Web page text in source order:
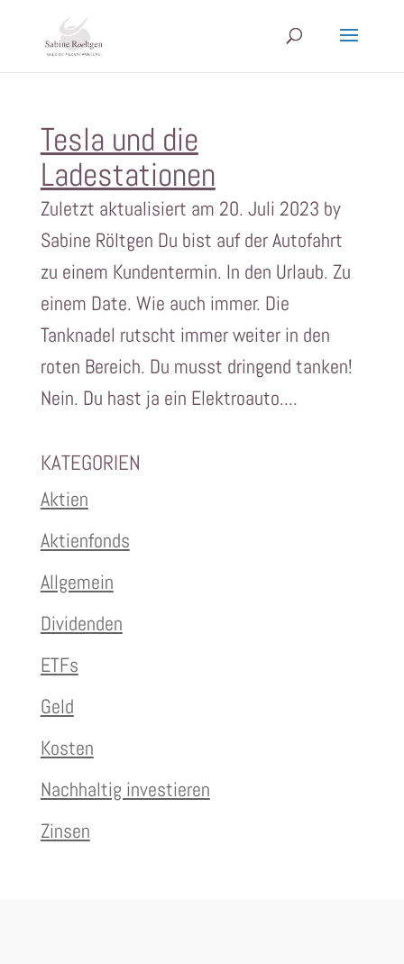
Tesla und die
Ladestationen
Zuletzt aktualisiert am 20. Juli 2023 by
Sabine Röltgen Du bist auf der Autofahrt
zu einem Kundentermin. In den Urlaub. Zu
einem Date. Wie auch immer. Die
Tanknadel rutscht immer weiter in den
roten Bereich. Du musst dringend tanken!
Nein. Du hast ja ein Elektroauto....
KATEGORIEN
Aktien
Aktienfonds
Allgemein
Dividenden
ETFs
Geld
Kosten
Nachhaltig investieren
Zinsen